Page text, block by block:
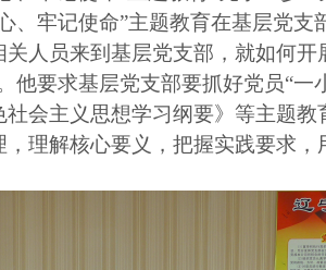
、牢记使命”主题教育在基层党支
人员来到基层党支部，就如何开
他要求基层党支部要抓好党员“一
会主义思想学习纲要》等主题教
理解核心要义，把握实践要求，